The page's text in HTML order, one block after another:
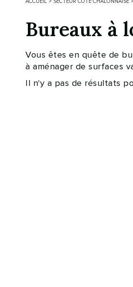
Bureaux à
Vous êtes en quête de
à aménager de surfaces
Il n'y a pas de résultats